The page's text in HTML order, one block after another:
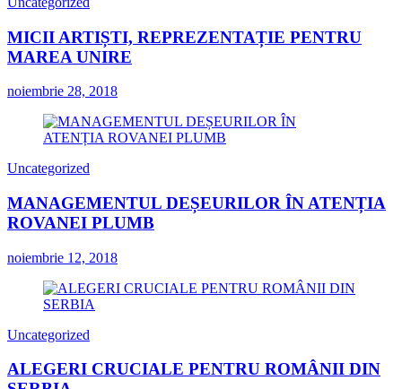
MICII ARTIȘTI, REPREZENTAȚIE PENTRU
MAREA UNIRE
noiembrie 28, 2018
Uncategorized
MANAGEMENTUL DEȘEURILOR ÎN ATENȚIA
ROVANEI PLUMB
noiembrie 12, 2018
Uncategorized
ALEGERI CRUCIALE PENTRU ROMÂNII DIN